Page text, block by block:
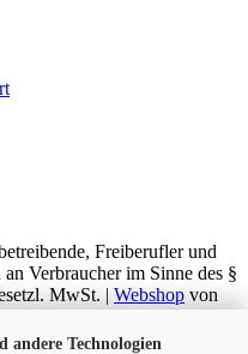
andere Technologien
Freiberufler und
Verbraucher im Sinne des §
MwSt. | Webshop von